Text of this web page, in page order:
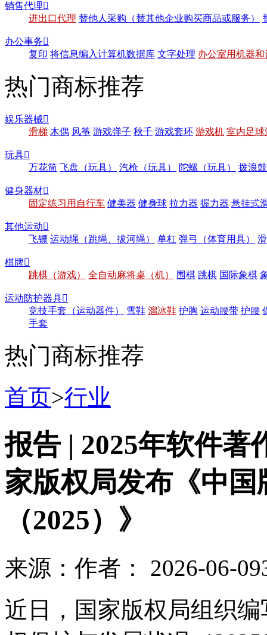
销售代理
进出口代理 替他人采购（替其他企业购买商品或服务）
办公事务
复印 将信息编入计算机数据库 文字处理 办公室用机器
热门商标推荐
娱乐器械
滑梯 木偶 风筝 游戏弹子 秋千 游戏套环 游戏机 室内足球
玩具
万花筒 飞盘（玩具） 汽枪（玩具） 陀螺（玩具） 拨浪
健身器材
固定练习用自行车 健美器 健身球 拉力器 握力器 悬挂式
其他运动
飞镖 运动绳（跳绳、拔河绳） 单杠 弹弓（体育用具）
棋牌
跳棋（游戏）
全自动麻将桌（机） 围棋 跳棋 国际象棋
运动防护器具
竞技手套（运动器件）
雪鞋 溜冰鞋 护胸 运动腰带 护腰
手套
热门商标推荐
首页>行业
报告 | 2025年软件著
家版权局发布《中
（2025）》
来源： 作者： 2026-06-09
近日，国家版权局组织